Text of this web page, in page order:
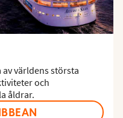
världens största
och
åldrar.